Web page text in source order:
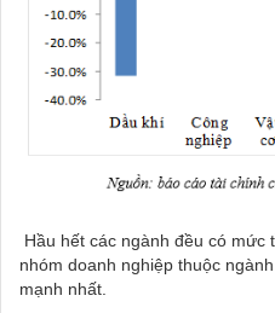
Hầu hết các ngành đều có mức
nhóm doanh nghiệp thuộc
mạnh nhất.